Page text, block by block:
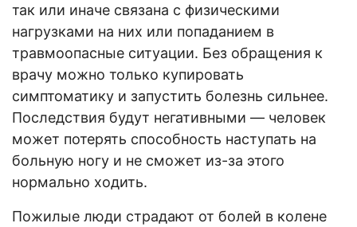
так или иначе связана с физическими
нагрузками на них или попаданием в
травмоопасные ситуации. Без обращения к
врачу можно только купировать
симптоматику и запустить болезнь сильнее.
Последствия будут негативными — человек
может потерять способность наступать на
больную ногу и не сможет из-за этого
нормально ходить.
Пожилые люди страдают от болей в колене